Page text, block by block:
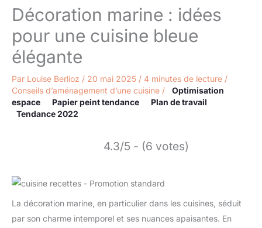
Décoration marine : idées
pour une cuisine bleue
élégante
Par Louise Berlioz / 20 mai 2025 / 4 minutes de lecture /
Conseils d’aménagement d’une cuisine /
Optimisation
espace
Papier peint tendance
Plan de travail
Tendance 2022
4.3/5 - (6 votes)
La décoration marine, en particulier dans les cuisines, séduit
par son charme intemporel et ses nuances apaisantes. En